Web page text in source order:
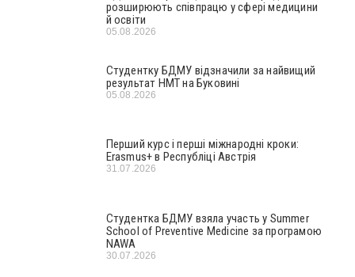
розширюють співпрацю у сфері медицини
й освіти
05.08.2026
Студентку БДМУ відзначили за найвищий
результат НМТ на Буковині
05.08.2026
Перший курс і перші міжнародні кроки:
Erasmus+ в Республіці Австрія
31.07.2026
Студентка БДМУ взяла участь у Summer
School of Preventive Medicine за програмою
NAWA
30.07.2026